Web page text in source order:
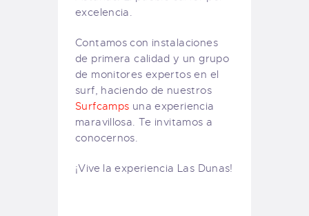
excelencia.
Contamos con instalaciones
de primera calidad y un grupo
de monitores expertos en el
surf, haciendo de nuestros
Surfcamps una experiencia
maravillosa. Te invitamos a
conocernos.
¡Vive la experiencia Las Dunas!